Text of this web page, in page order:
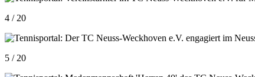
4 / 20
5 / 20